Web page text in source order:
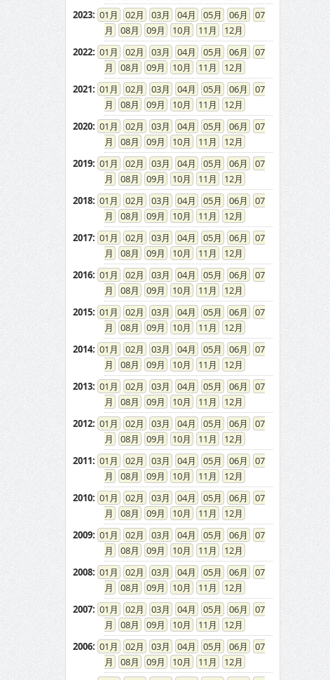
2023: 01 02 03 04 05 06
07
08
09 10 11
12
2022: 01 02 03 04 05 06
07
08
09 10 11
12
2021: 01 02 03 04 05 06
07
08
09 10 11
12
2020: 01 02 03 04 05 06
07
08
09 10 11
12
2019: 01 02 03 04 05 06
07
08
09 10 11
12
2018: 01 02 03 04 05 06
07
08
09 10 11
12
2017: 01 02 03 04 05 06
07
08
09 10 11
12
2016: 01 02 03 04 05 06
07
08
09 10 11
12
2015: 01 02 03 04 05 06
07
08
09 10 11
12
2014: 01 02 03 04 05 06
07
08
09 10 11
12
2013: 01 02 03 04 05 06
07
08
09 10 11
12
2012: 01 02 03 04 05 06
07
08
09 10 11
12
2011: 01 02 03 04 05 06
07
08
09 10 11
12
2010: 01 02 03 04 05 06
07
08
09 10 11
12
2009: 01 02 03 04 05 06
07
08
09 10 11
12
2008: 01 02 03 04 05 06
07
08
09 10 11
12
2007: 01 02 03 04 05 06
07
08
09 10 11
12
2006: 01 02 03 04 05 06
07
08
09 10 11
12